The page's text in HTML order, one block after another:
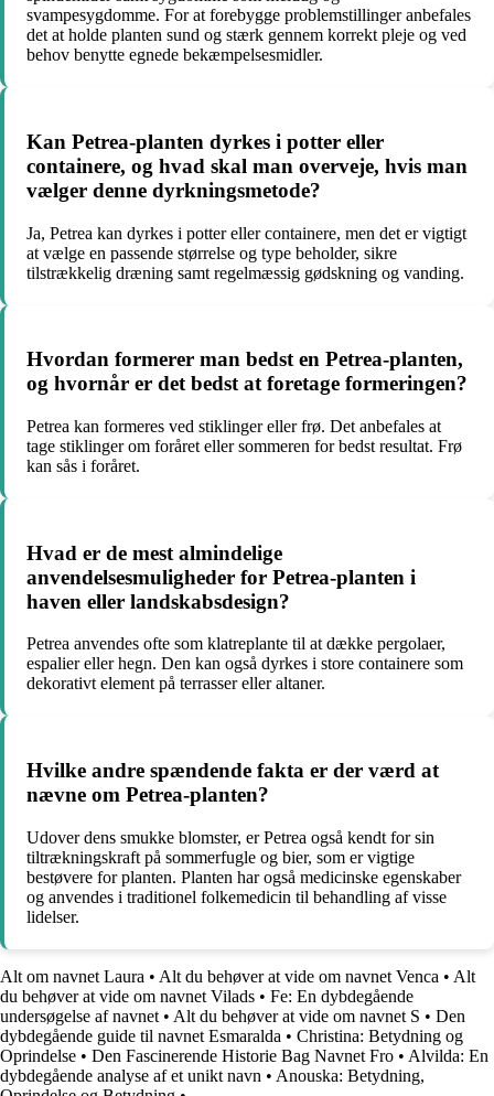
svampesygdomme. For at forebygge problemstillinger anbefales
det at holde planten sund og stærk gennem korrekt pleje og ved
behov benytte egnede bekæmpelsesmidler.
Kan Petrea-planten dyrkes i potter eller
containere, og hvad skal man overveje, hvis man
vælger denne dyrkningsmetode?
Ja, Petrea kan dyrkes i potter eller containere, men det er vigtigt
at vælge en passende størrelse og type beholder, sikre
tilstrækkelig dræning samt regelmæssig gødskning og vanding.
Hvordan formerer man bedst en Petrea-planten,
og hvornår er det bedst at foretage formeringen?
Petrea kan formeres ved stiklinger eller frø. Det anbefales at
tage stiklinger om foråret eller sommeren for bedst resultat. Frø
kan sås i foråret.
Hvad er de mest almindelige
anvendelsesmuligheder for Petrea-planten i
haven eller landskabsdesign?
Petrea anvendes ofte som klatreplante til at dække pergolaer,
espalier eller hegn. Den kan også dyrkes i store containere som
dekorativt element på terrasser eller altaner.
Hvilke andre spændende fakta er der værd at
nævne om Petrea-planten?
Udover dens smukke blomster, er Petrea også kendt for sin
tiltrækningskraft på sommerfugle og bier, som er vigtige
bestøvere for planten. Planten har også medicinske egenskaber
og anvendes i traditionel folkemedicin til behandling af visse
lidelser.
Alt om navnet Laura • Alt du behøver at vide om navnet Venca • Alt
du behøver at vide om navnet Vilads • Fe: En dybdegående
undersøgelse af navnet • Alt du behøver at vide om navnet S • Den
dybdegående guide til navnet Esmaralda • Christina: Betydning og
Oprindelse • Den Fascinerende Historie Bag Navnet Fro • Alvilda: En
dybdegående analyse af et unikt navn • Anouska: Betydning,